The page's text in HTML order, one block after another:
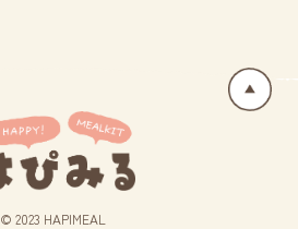
© 2023 HAPIMEAL